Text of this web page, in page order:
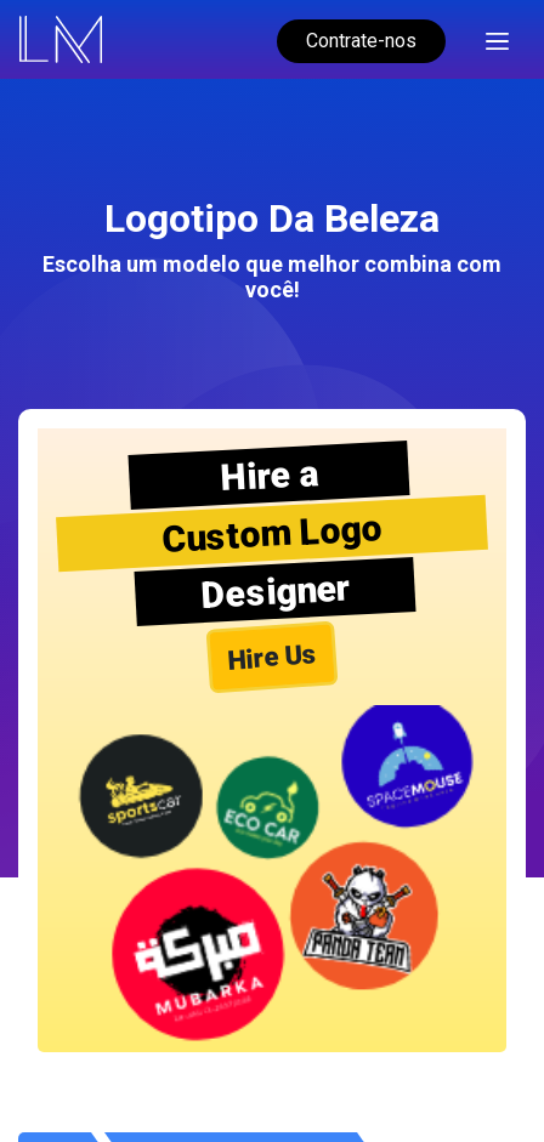
Contrate-nos
Logotipo Da Beleza
Escolha um modelo que melhor combina com
você!
Hire a
Custom Logo
Designer
Hire Us